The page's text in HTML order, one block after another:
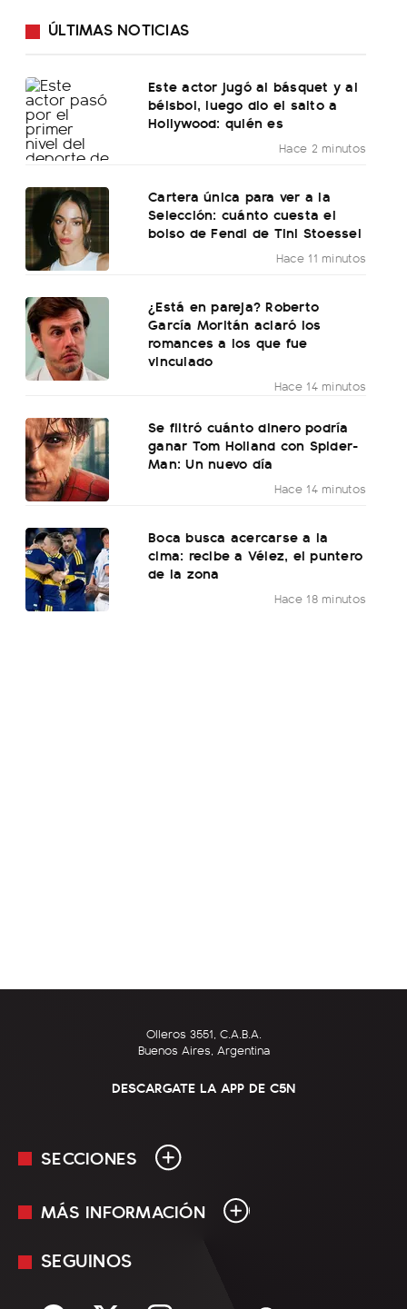
ÚLTIMAS NOTICIAS
Este actor jugó al básquet y al
béisbol, luego dio el salto a
Hollywood: quién es
Hace 2 minutos
Cartera única para ver a la
Selección: cuánto cuesta el
bolso de Fendi de Tini Stoessel
Hace 11 minutos
¿Está en pareja? Roberto
García Moritán aclaró los
romances a los que fue
vinculado
Hace 14 minutos
Se filtró cuánto dinero podría
ganar Tom Holland con Spider-
Man: Un nuevo día
Hace 14 minutos
Boca busca acercarse a la
cima: recibe a Vélez, el puntero
de la zona
Hace 18 minutos
Olleros 3551, C.A.B.A.
Buenos Aires, Argentina
DESCARGATE LA APP DE C5N
SECCIONES
En Vivo
MÁS INFORMACIÓN
Mediakit
Términos y condiciones
SEGUINOS